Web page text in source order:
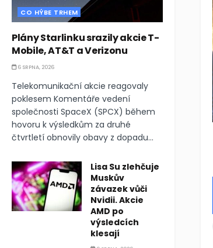
CO HÝBE TRHEM
Plány Starlinku srazily akcie T-
Mobile, AT&T a Verizonu
6 SRPNA, 2026
Telekomunikační akcie reagovaly
poklesem Komentáře vedení
společnosti SpaceX (SPCX) během
hovoru k výsledkům za druhé
čtvrtletí obnovily obavy z dopadu...
Lisa Su zlehčuje
Muskův
závazek vůči
Nvidii. Akcie
AMD po
výsledcích
klesají